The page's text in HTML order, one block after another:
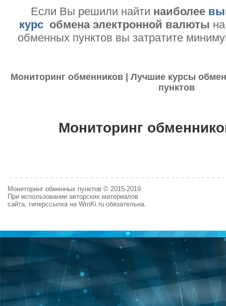
Если Вы решили найти наиболее
курс обмена электронной валюты
обменных пунктов вы затратите
Мониторинг обменников | Лучшие курсы
пунктов
Мониторинг
Мониторинг обменных пунктов © 2015-2019.
При использовании авторских материалов
сайта, гиперссылка на WmKi.ru обязательна.